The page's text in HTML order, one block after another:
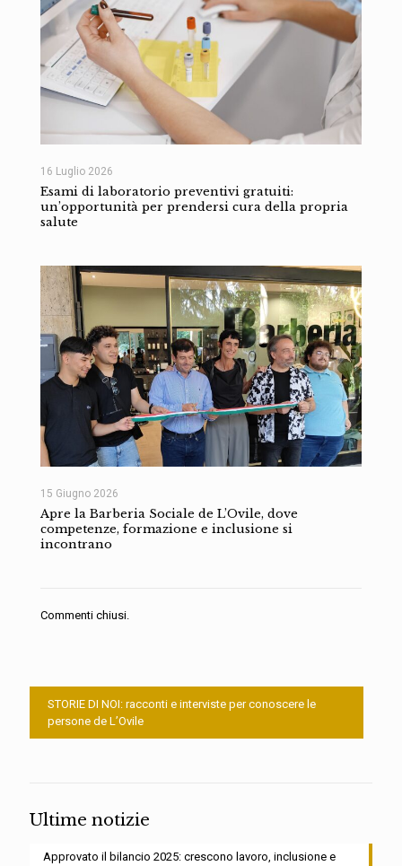
16 Luglio 2026
Esami di laboratorio preventivi gratuiti:
un’opportunità per prendersi cura della propria
salute
15 Giugno 2026
Apre la Barberia Sociale de L’Ovile, dove
competenze, formazione e inclusione si
incontrano
Commenti chiusi.
STORIE DI NOI: racconti e interviste per conoscere le
persone de L’Ovile
Ultime notizie
Approvato il bilancio 2025: crescono lavoro, inclusione e